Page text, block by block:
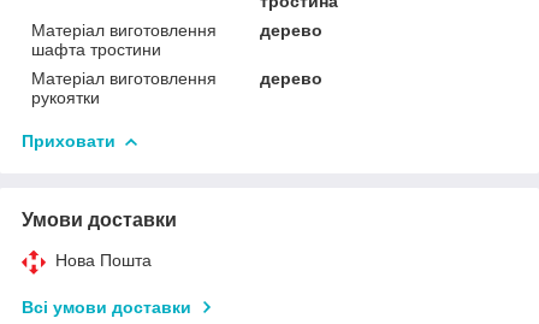
Матеріал виготовлення
шафта тростини
дерево
Матеріал виготовлення
рукоятки
дерево
Приховати
Умови доставки
Нова Пошта
Всі умови доставки